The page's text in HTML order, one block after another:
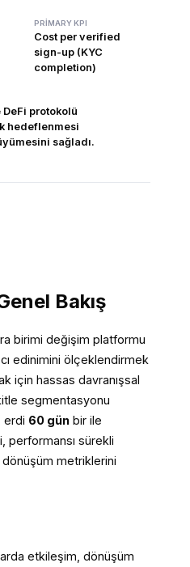
PRIMARY KPI
Cost per verified
sign-up (KYC
completion)
DeFi protokolü
hedeflenmesi
sağladı.
Bakış
birimi değişim platformu
edinimini ölçeklendirmek
için hassas davranışsal
segmentasyonu
erdi 60 gün bir ile
performansı sürekli
metriklerini
etkileşim, dönüşüm